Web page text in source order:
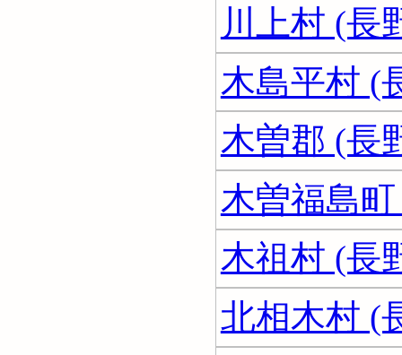
川上村 (長
木島平村 (
木曽郡 (長
木曽福島
木祖村 (長
北相木村 (